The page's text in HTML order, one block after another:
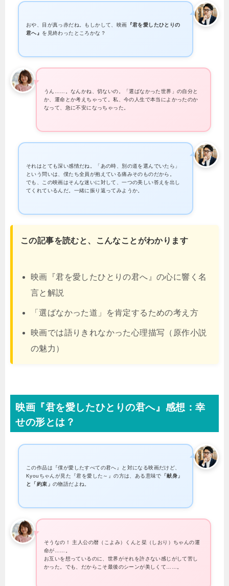
おや、目が真っ赤だね。もしかして、映画 『君を愛したひとりの
君へ』 を見終わったところかな？
うん……。なんかね、切ないの。「選ばなかった世界」の自分と
か、運命とか考えちゃって。私、今の人生で本当によかったのか
なって、急に不安になっちゃった。
それはとても深い感情だね。「あの時、別の道を選んでいたら」
という問いは、僕たち全員が抱えている痛みそのものだから。
でも、この映画はそんな迷いに対して、一つの美しい答えを出し
てくれているんだ。一緒に振り返ってみようか。
この記事を読むと、こんなことがわかります
映画『君を愛したひとりの君へ』の心に響く名
言と解説
「選ばなかった道」を肯定するための考え方
映画では語りきれなかった心理描写（原作小説
の魅力）
映画『君を愛したひとりの君へ』感想：幸
せの形とは？
この作品は『僕が愛したすべての君へ』と対になる映画だけど、
Kyouちゃんが見た『君を愛した～』の方は、ある意味で 「献身」
と「約束」 の物語だよね。
そうなの！ 主人公の暦（こよみ）くんと栞（しおり）ちゃんの運
命が……。
お互いを想っているのに、世界がそれを許さない感じがして苦し
かった。でも、だからこそ最後のシーンが美しくて……。